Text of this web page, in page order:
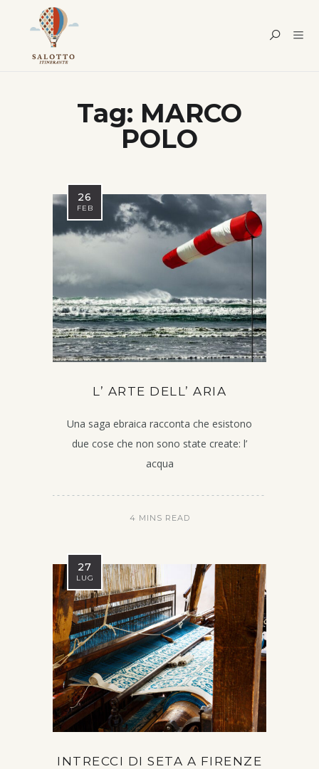
Tag: MARCO
POLO
26
FEB
L’ ARTE DELL’ ARIA
Una saga ebraica racconta che esistono
due cose che non sono state create: l’
acqua
4 MINS READ
27
LUG
INTRECCI DI SETA A FIRENZE